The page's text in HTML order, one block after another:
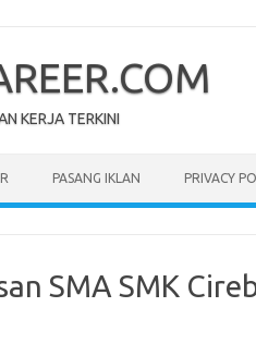
KERJA TERKINI
PASANG IKLAN PRIVACY
SMA SMK